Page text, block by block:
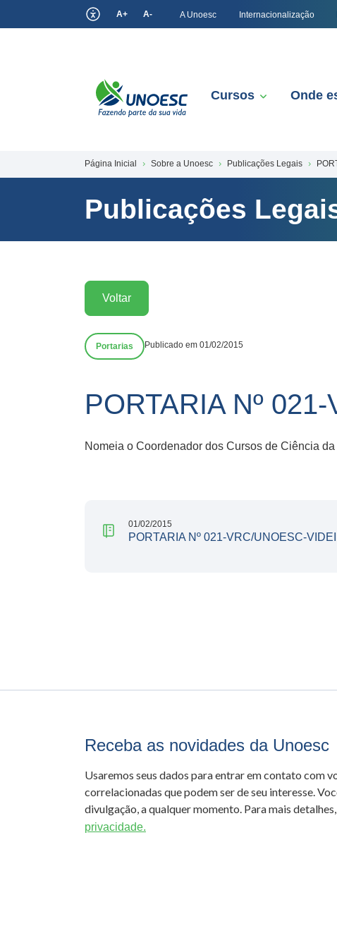
A+ A- A Unoesc Internacionalização
Cursos Onde
Página Inicial Sobre a Unoesc Publicações Legais
Publicações
Voltar
Portarias Publicado em 01/02/2015
PORTARIA Nº
Nomeia o Coordenador dos Cursos de Ciência
01/02/2015
PORTARIA Nº 021-VRC/UNOESC-
Receba as novidades da Unoesc
Usaremos seus dados para entrar em contato com
correlacionadas que podem ser de seu interesse.
divulgação, a qualquer momento. Para mais
privacidade.